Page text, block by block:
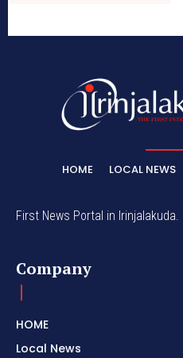
HOME LOCAL NEWS
First News Portal in Irinjalakuda.
Company
HOME
Local News